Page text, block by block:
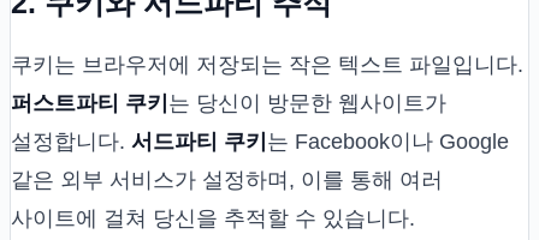
쿠키는 브라우저에 저장되는 작은 텍스트 파일입니다.
퍼스트파티 쿠키 는 당신이 방문한 웹사이트가
설정합니다. 서드파티 쿠키 는 Facebook이나 Google
같은 외부 서비스가 설정하며, 이를 통해 여러
사이트에 걸쳐 당신을 추적할 수 있습니다.